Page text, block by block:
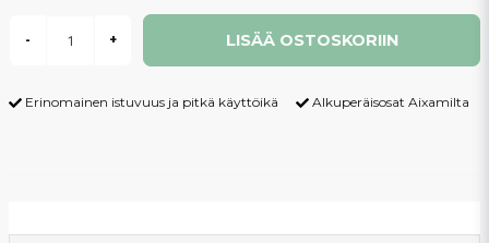
- + LISÄÄ OSTOSKORIIN
Erinomainen istuvuus ja pitkä käyttöikä Alkuperäisosat Aixamilta